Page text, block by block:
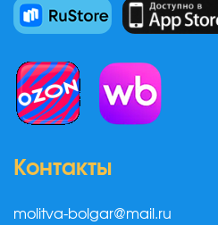
Контакты
molitva-bolgar@mail.ru